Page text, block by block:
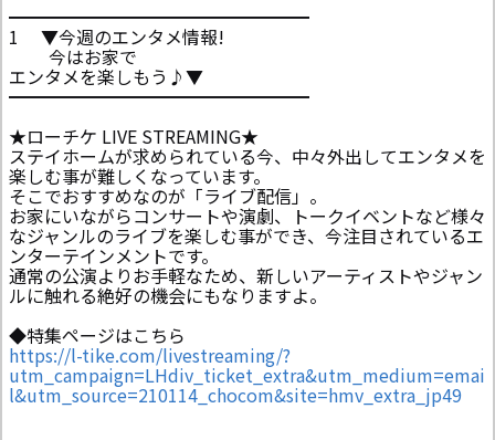
━━━━━━━━━━━━━━━━━
1 ▼今週のエンタメ情報!
今はお家で
エンタメを楽しもう♪▼
━━━━━━━━━━━━━━━━━
★ローチケ LIVE STREAMING★
ステイホームが求められている今、中々外出してエンタメを
楽しむ事が難しくなっています。
そこでおすすめなのが「ライブ配信」。
お家にいながらコンサートや演劇、トークイベントなど様々
なジャンルのライブを楽しむ事ができ、今注目されているエ
ンターテインメントです。
通常の公演よりお手軽なため、新しいアーティストやジャン
ルに触れる絶好の機会にもなりますよ。
◆特集ページはこちら
https://l-tike.com/livestreaming/?
utm_campaign=LHdiv_ticket_extra&utm_medium=emai
l&utm_source=210114_chocom&site=hmv_extra_jp49